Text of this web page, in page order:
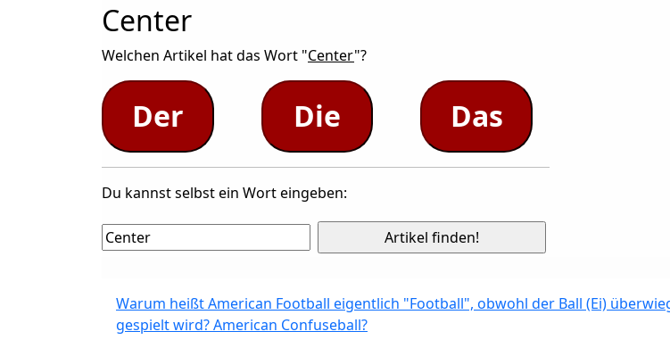
Center
Welchen Artikel hat das Wort "Center"?
Der Die Das
Du kannst selbst ein Wort eingeben:
Warum heißt American Football eigentlich "Football", obwohl der Ball (Ei)
gespielt wird? American Confuseball?